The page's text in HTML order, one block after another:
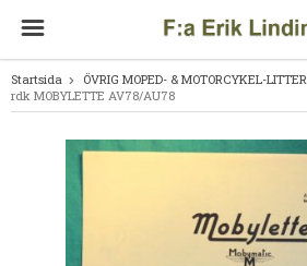
Startsida ÖVRIG MOPED- & MOTORCYKEL-
rdk MOBYLETTE AV78/AU78